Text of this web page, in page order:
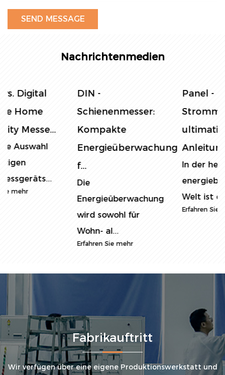
Nachrichtenmedien
DIN -
Schienenmesser:
Kompakte
Energieüberwachung
f...
Die
Energieüberwachung
wird sowohl für
Strommesser: Die
ultimative
Anleitung zur E...
In der heutigen
energiebewussten
Welt ist die Ü...
Fabrikauftritt
Wir verfügen über eine eigene Produktionswerkstatt und